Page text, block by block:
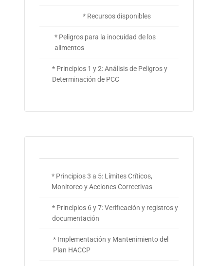
* Recursos disponibles
* Peligros para la inocuidad de los
alimentos
* Principios 1 y 2: Análisis de Peligros y
Determinación de PCC
* Principios 3 a 5: Límites Críticos,
Monitoreo y Acciones Correctivas
* Principios 6 y 7: Verificación y registros y
documentación
* Implementación y Mantenimiento del
Plan HACCP